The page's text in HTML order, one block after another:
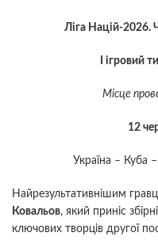
Ліга Націй-2026.
І ігровий
Місце
12
Україна – Куба –
Найрезультативнішим
Ковальов, який приніс
ключових творців другої